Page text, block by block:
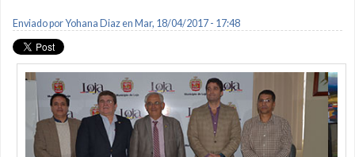
Enviado porYohana Diazen Mar, 18/04/2017 - 17:48